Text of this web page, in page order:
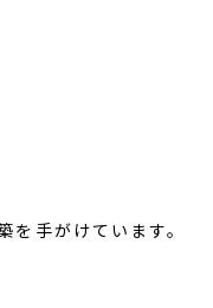
手がけています。